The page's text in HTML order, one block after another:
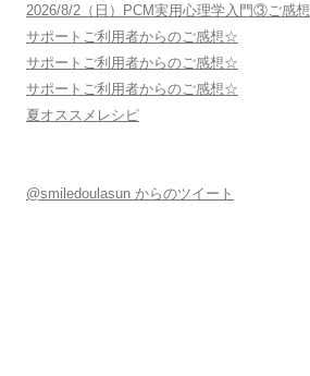
2026/8/2（日）PCM実用心理学入門③ご感想
サポートご利用者からのご感想☆
サポートご利用者からのご感想☆
サポートご利用者からのご感想☆
夏オススメレシピ
@smiledoulasun からのツイート